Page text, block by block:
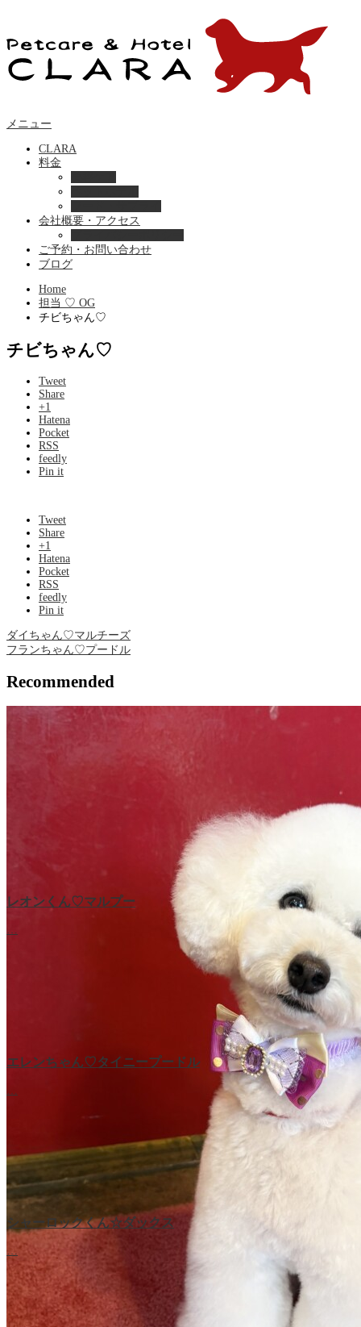
メニュー
CLARA
料金
会社概要・アクセス
ご予約・お問い合わせ
ブログ
Home
担当 ♡ OG
チビちゃん♡
チビちゃん♡
Tweet
Share
+1
Hatena
Pocket
RSS
feedly
Pin it
Tweet
Share
+1
Hatena
Pocket
RSS
feedly
Pin it
ダイちゃん♡マルチーズ
フランちゃん♡プードル
Recommended
レオンくん♡マルプー
エレンちゃん♡タイニープードル
シャーロックくん☆ダックス